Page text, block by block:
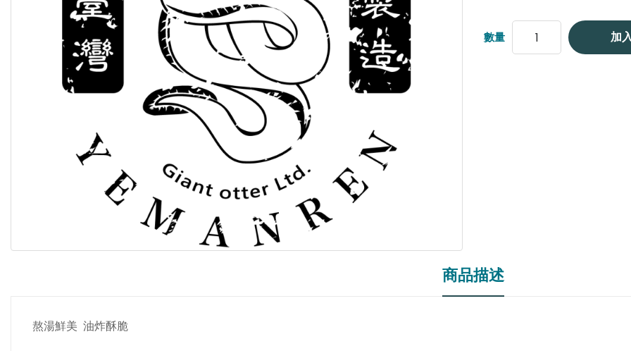
數量 加
商品描述
熬湯鮮美 油炸酥脆